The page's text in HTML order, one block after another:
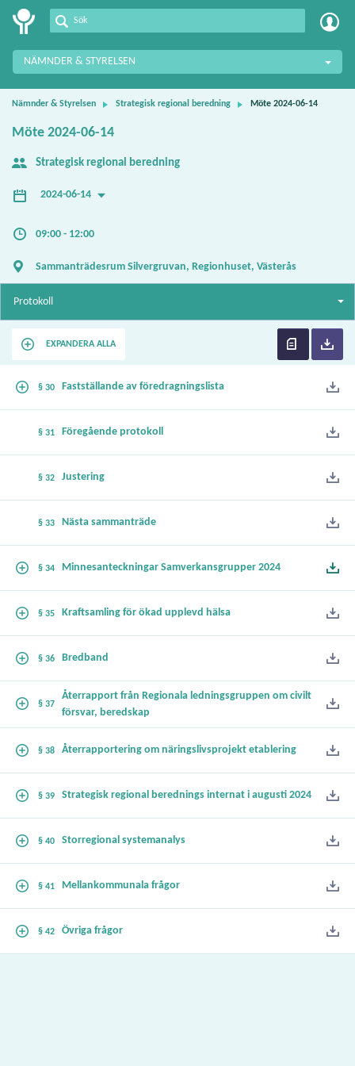
Meetings+
NÄMNDER & STYRELSEN
Nämnder & Styrelsen Strategisk regional beredning Möte 2024-06-14
Möte 2024-06-14
Strategisk regional beredning
2024-06-14
09:00 - 12:00
Sammanträdesrum Silvergruvan, Regionhuset, Västerås
Protokoll
EXPANDERA ALLA
§ 30 Fastställande av föredragningslista
§ 31 Föregående protokoll
§ 32 Justering
§ 33 Nästa sammanträde
§ 34 Minnesanteckningar Samverkansgrupper 2024
§ 35 Kraftsamling för ökad upplevd hälsa
§ 36 Bredband
§ 37
Återrapport från Regionala ledningsgruppen om civilt
försvar, beredskap
§ 38 Återrapportering om näringslivsprojekt etablering
§ 39 Strategisk regional berednings internat i augusti 2024
§ 40 Storregional systemanalys
§ 41 Mellankommunala frågor
§ 42 Övriga frågor